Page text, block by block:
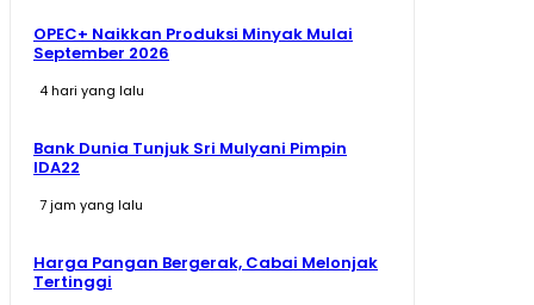
OPEC+ Naikkan Produksi Minyak Mulai
September 2026
4 hari yang lalu
Bank Dunia Tunjuk Sri Mulyani Pimpin
IDA22
7 jam yang lalu
Harga Pangan Bergerak, Cabai Melonjak
Tertinggi